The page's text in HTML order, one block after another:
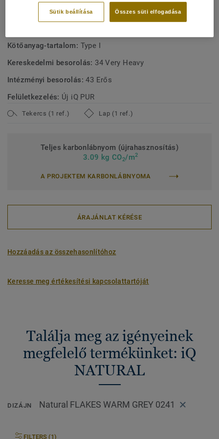
Terméktípus:Homogeneous vinyl floor covering with
Kötőanyag-tartalom: Type I
Kereskedelmi besorolás: 34 Very Heavy
Intézményi besorolás:43 Erős
Felületkezelés: Új iQ PUR
Tekercs (1 ref.) Lap (1 ref.)
Teljes karbonlábnyom (újrahasznosítás)
3.09 kg CO2/m2
A PROJEKTEM KARBONLÁBNYOMA
ÁRAJÁNLAT KÉRÉSE
Hozzáadás az összehasonlítóhoz
Keresse meg értékesítési kapcsolattartóját
Találja meg az igényeinek
megfelelő termékünket: iQ
NATURAL
DIZÁJN Natural FLAKES WARM GREY 0241
FILTERS (1)
Összes süti elfogadása
Sütik beállítása